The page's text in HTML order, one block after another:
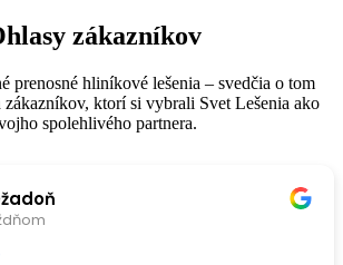
zákazníkov
prenosné hliníkové lešenia – svedčia o tom
ktorí si vybrali Svet Lešenia ako
spolehlivého partnera.